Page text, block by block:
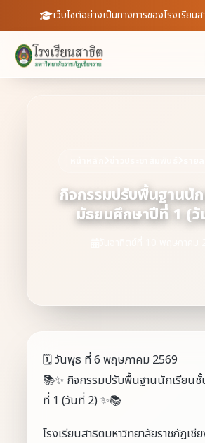
เว็บไซต์อย่างเป็นทางการของโรงเรียน
บุคลากร
ข่าวสารจากโรงเรียน
สายตรงผู้อำนวยการ
กิจกรรมปรับพื้นฐานนั
มัธยมศึกษาปีที่ 1 (
🗓️ วันพุธ ที่ 6 พฤษภาคม 2569
📚✨ กิจกรรมปรับพื้นฐานนักเรียน
ที่ 1 (วันที่ 2) ✨📚
โรงเรียนสาธิตมหาวิทยาลัยราชภัฏเชี